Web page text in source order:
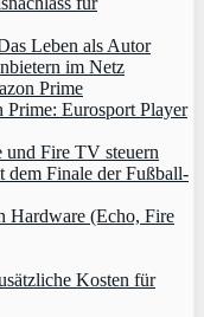
Leben als Autor
im Netz
Prime
Eurosport Player
und Fire TV steuern
dem Finale der Fußball-
Hardware (Echo, Fire
Kosten für